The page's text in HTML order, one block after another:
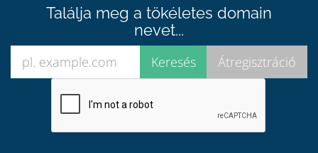
Találja meg a tökéletes domain
nevet...